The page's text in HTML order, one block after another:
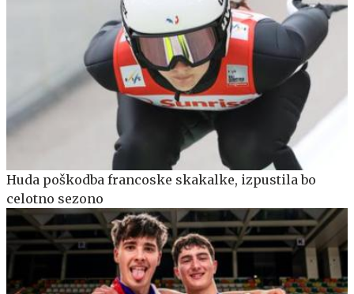
Huda poškodba francoske skakalke, izpustila bo
celotno sezono